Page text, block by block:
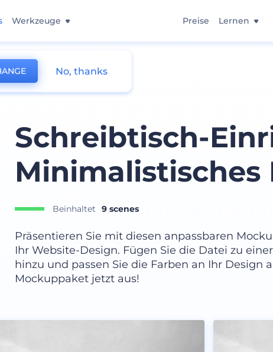
Werkzeuge Preise Lernen
Schreibtisch-
Minimalistisches
Beinhaltet 9 scenes
Präsentieren Sie mit diesen anpassbaren
Ihr Website-Design. Fügen Sie die Datei zu
hinzu und passen Sie die Farben an Ihr Design
Mockuppaket jetzt aus!
No, thanks